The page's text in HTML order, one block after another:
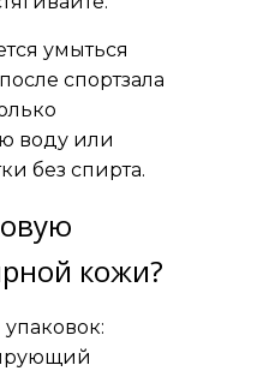
умыться
спортзала
воду или
без спирта.
кожи?